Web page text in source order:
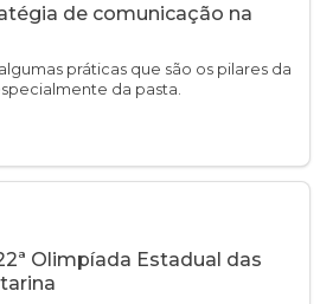
de comunicação na
práticas que são os pilares da
da pasta.
Olimpíada Estadual das